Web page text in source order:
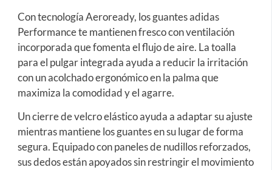
Con tecnología Aeroready, los guantes adidas
Performance te mantienen fresco con ventilación
incorporada que fomenta el flujo de aire. La toalla
para el pulgar integrada ayuda a reducir la irritación
con un acolchado ergonómico en la palma que
maximiza la comodidad y el agarre.
Un cierre de velcro elástico ayuda a adaptar su ajuste
mientras mantiene los guantes en su lugar de forma
segura. Equipado con paneles de nudillos reforzados,
sus dedos están apoyados sin restringir el movimiento